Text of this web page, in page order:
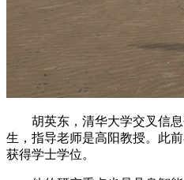
胡英东，清华大学交叉信息
生，指导老师是高阳教授。此
获得学士学位。